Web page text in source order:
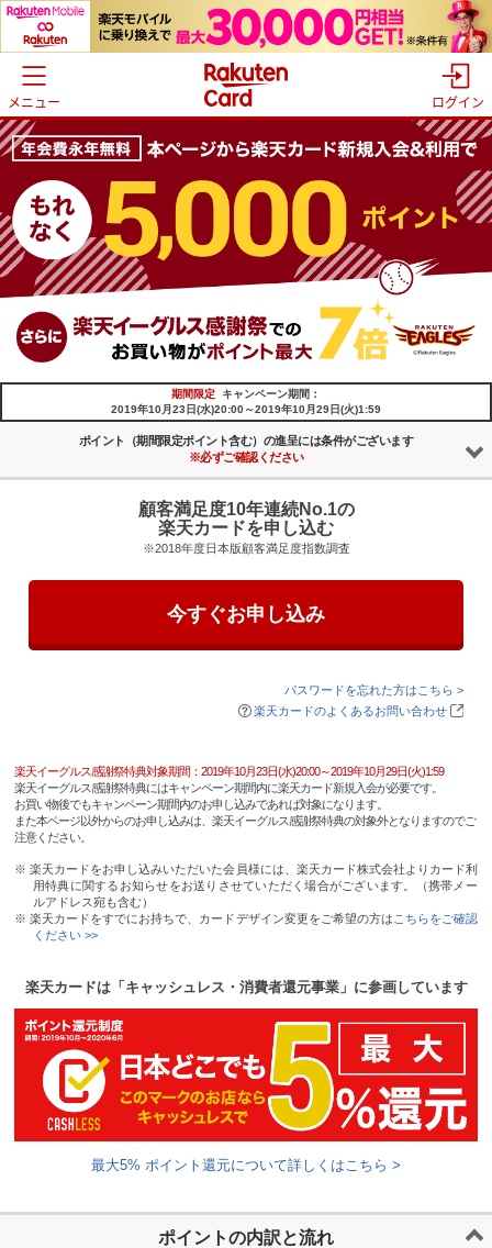
メニュー ログイン
期間限定
キャンペーン期間：
2019年10月23日(水)20:00～2019年10月29日(火)1:59
ポイント（期間限定ポイント含む）の進呈には条件がございます
※必ずご確認ください
顧客満足度10年連続No.1の
楽天カードを申し込む
※2018年度日本版顧客満足度指数調査
今すぐお申し込み
パスワードを忘れた方はこちら >
楽天カードのよくあるお問い合わせ
楽天イーグルス感謝祭特典対象期間：2019年10月23日(水)20:00～2019年10月29日(火)1:59
楽天イーグルス感謝祭特典にはキャンペーン期間内に楽天カード新規入会が必要です。
お買い物後でもキャンペーン期間内のお申し込みであれば対象になります。
また本ページ以外からのお申し込みは、楽天イーグルス感謝祭特典の対象外となりますのでご
注意ください。
※ 楽天カードをお申し込みいただいた会員様には、楽天カード株式会社よりカード利
用特典に関するお知らせをお送りさせていただく場合がございます。（携帯メー
ルアドレス宛も含む）
※ 楽天カードをすでにお持ちで、カードデザイン変更をご希望の方は こちらをご確認
ください >>
楽天カードは「キャッシュレス・消費者還元事業」に参画しています
最大5% ポイント還元について詳しくはこちら >
ポイントの内訳と流れ